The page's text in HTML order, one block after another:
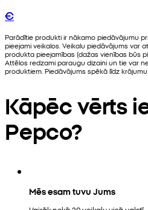
€
Parādītie produkti ir nākamo piedāvājumu
pieejami veikalos. Veikalu piedāvājums var
produkta pieejamības (dažas vienības būs
Attēlos redzami paraugu dizaini un tie var
produktiem. Piedāvājums spēkā līdz
Kāpēc vērts
Pepco?
Mēs esam tuvu Jums